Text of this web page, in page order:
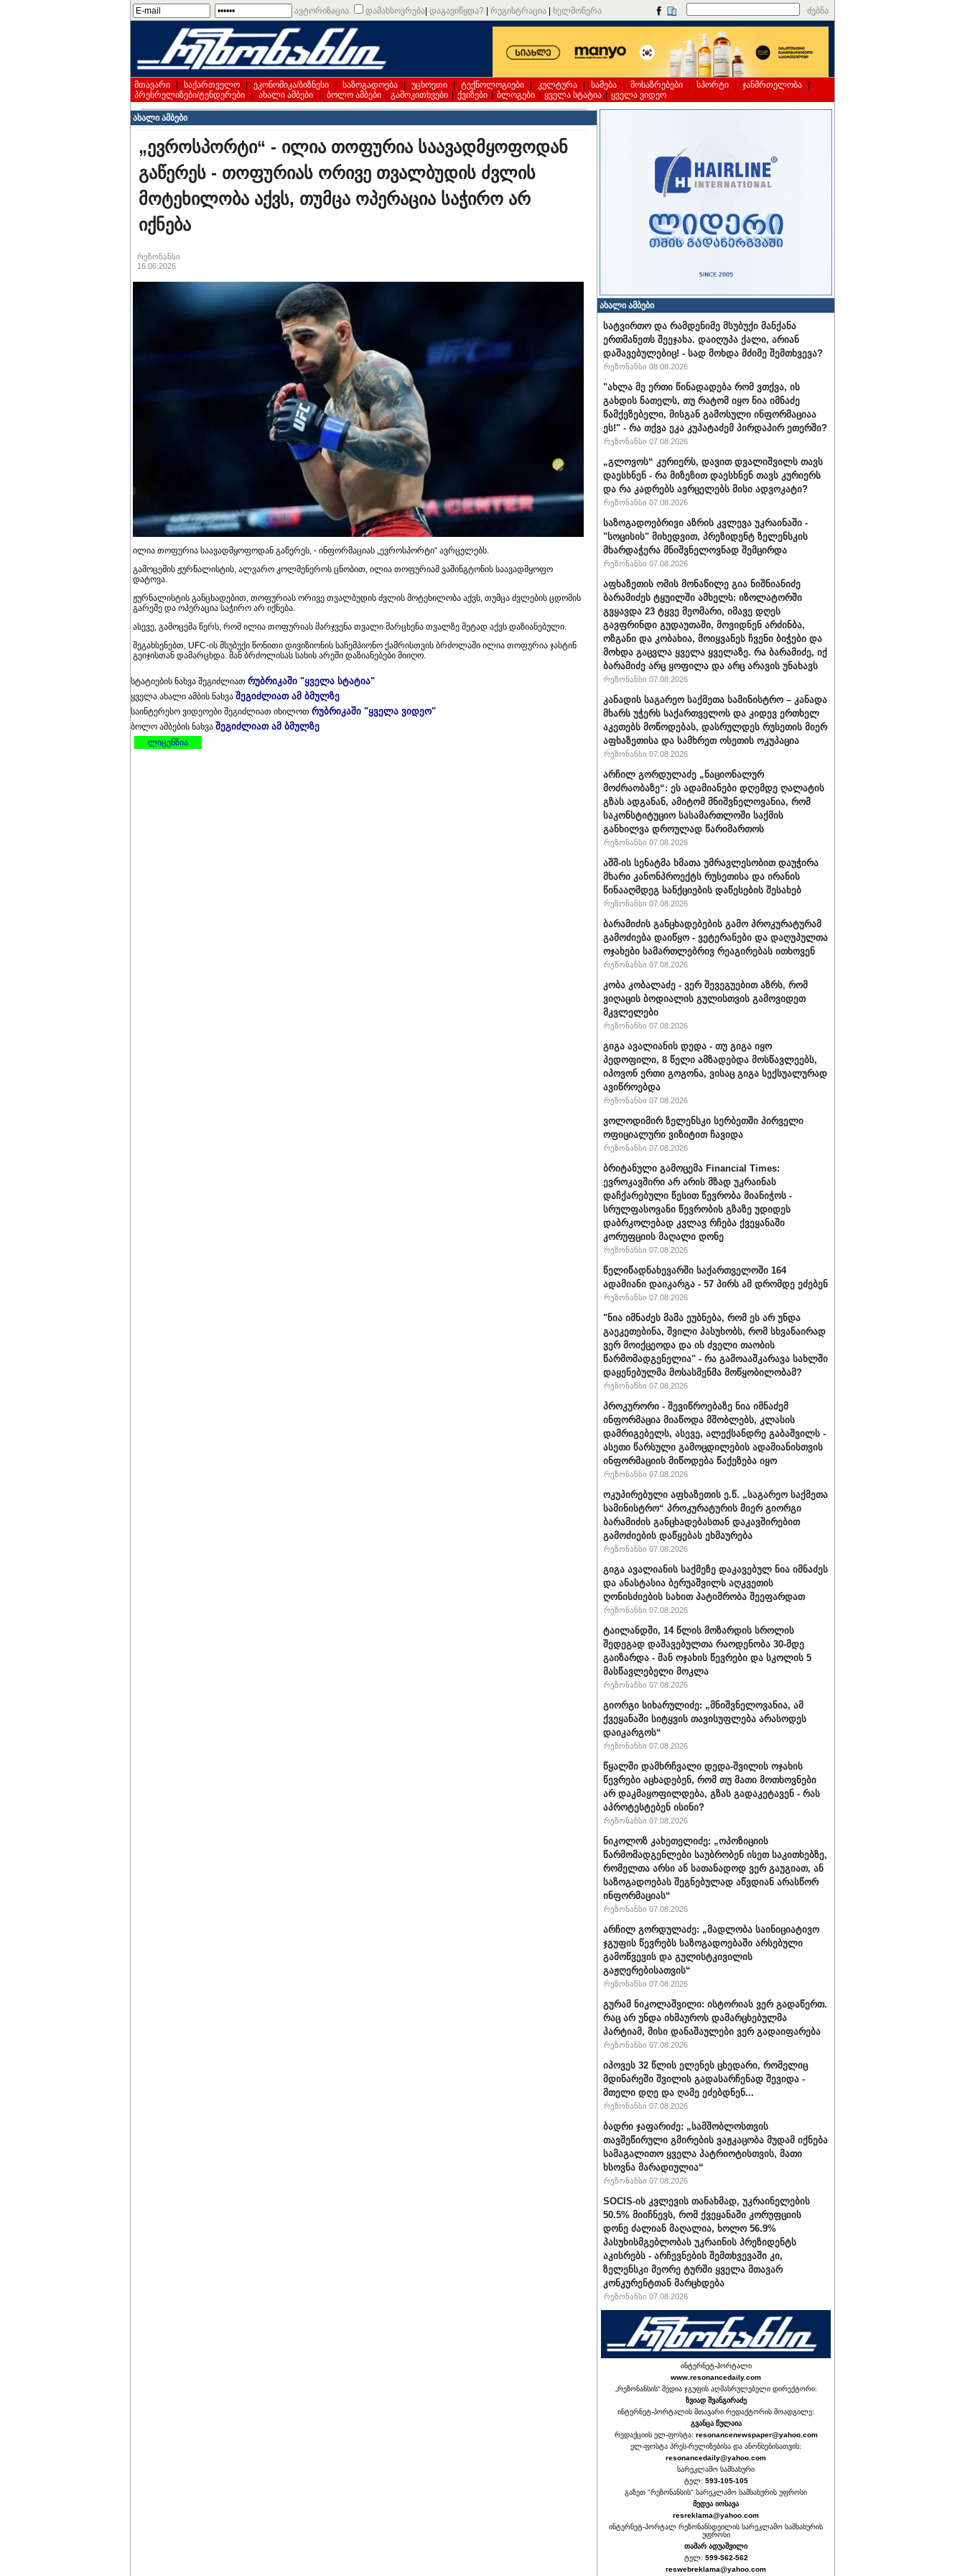
ავტორიზაცია დამახსოვრება დაგავიწყდა? რეგისტრაცია ხელმოწერა ძებნა
მთავარი საქართველო ეკონომიკა/ბიზნესი საზოგადოება უცხოეთი ტექნოლოგიები კულტურა სამება მოსაზრებები სპორტი ჯანმრთელობა
პრესრელიზები/ტენდერები
ახალი ამბები ბოლო ამბები გამოკითხვები ქვიზები ბლოგები ყველა სტატია ყველა ვიდეო
ახალი ამბები
„ევროსპორტი“ - ილია თოფურია საავადმყოფოდან
გაწერეს - თოფურიას ორივე თვალბუდის ძვლის
მოტეხილობა აქვს, თუმცა ოპერაცია საჭირო არ
იქნება
რეზონანსი
16.06.2026
ილია თოფურია საავადმყოფოდან გაწერეს, - ინფორმაციას „ევროსპორტი“ ავრცელებს.
გამოცემის ჟურნალისტის, ალვარო კოლმენეროს ცნობით, ილია თოფურიამ ვაშინგტონის საავადმყოფო
დატოვა.
ჟურნალისტის განცხადებით, თოფურიას ორივე თვალბუდის ძვლის მოტეხილობა აქვს, თუმცა ძვლების ცდომის
გარეშე და ოპერაცია საჭირო არ იქნება.
ასევე, გამოცემა წერს, რომ ილია თოფურიას მარჯვენა თვალი მარცხენა თვალზე მეტად აქვს დაზიანებული.
შეგახსენებთ, UFC-ის მსუბუქი წონითი დივიზიონის საჩემპიონო ქამრისთვის ბრძოლაში ილია თოფურია ჯასტინ
გეიჯისთან დამარცხდა. მან ბრძოლისას სახის არეში დაზიანებები მიიღო.
სტატიების ნახვა შეგიძლიათ რუბრიკაში "ყველა სტატია"
ყველა ახალი ამბის ნახვა შეგიძლიათ ამ ბმულზე
საინტერესო ვიდეოები შეგიძლიათ იხილოთ რუბრიკაში "ყველა ვიდეო"
ბოლო ამბების ნახვა შეგიძლიათ ამ ბმულზე
ლიცენზია
ახალი ამბები
სატვირთო და რამდენიმე მსუბუქი მანქანა
ერთმანეთს შეეჯახა. დაიღუპა ქალი, არიან
დაშავებულებიც! - სად მოხდა მძიმე შემთხვევა?
რეზონანსი 08.08.2026
"ახლა მე ერთი წინადადება რომ ვთქვა, ის
გახდის ნათელს, თუ რატომ იყო ნია იმნაძე
წამქეზებელი, მისგან გამოსული ინფორმაციაა
ეს!" - რა თქვა ეკა კუპატაძემ პირდაპირ ეთერში?
რეზონანსი 07.08.2026
„გლოვოს“ კურიერს, დავით დვალიშვილს თავს
დაესხნენ - რა მიზეზით დაესხნენ თავს კურიერს
და რა კადრებს ავრცელებს მისი ადვოკატი?
რეზონანსი 07.08.2026
საზოგადოებრივი აზრის კვლევა უკრაინაში -
"სოცისის" მიხედვით, პრეზიდენტ ზელენსკის
მხარდაჭერა მნიშვნელოვნად შემცირდა
რეზონანსი 07.08.2026
აფხაზეთის ომის მონაწილე გია ნიშნიანიძე
ბარამიძეს ტყუილში ამხელს: იზოლატორში
გვყავდა 23 ტყვე მეომარი, იმავე დღეს
გავფრინდი გუდაუთაში, მოვიდნენ არძინბა,
ოზგანი და კობახია, მოიყვანეს ჩვენი ბიჭები და
მოხდა გაცვლა ყველა ყველაზე. რა ბარამიძე, იქ
ბარამიძე არც ყოფილა და არც არავის უნახავს
რეზონანსი 07.08.2026
კანადის საგარეო საქმეთა სამინისტრო – კანადა
მხარს უჭერს საქართველოს და კიდევ ერთხელ
აკეთებს მოწოდებას, დასრულდეს რუსეთის მიერ
აფხაზეთისა და სამხრეთ ოსეთის ოკუპაცია
რეზონანსი 07.08.2026
არჩილ გორდულაძე „ნაციონალურ
მოძრაობაზე“: ეს ადამიანები დღემდე ღალატის
გზას ადგანან, ამიტომ მნიშვნელოვანია, რომ
საკონსტიტუციო სასამართლოში საქმის
განხილვა დროულად წარიმართოს
რეზონანსი 07.08.2026
აშშ-ის სენატმა ხმათა უმრავლესობით დაუჭირა
მხარი კანონპროექტს რუსეთისა და ირანის
წინააღმდეგ სანქციების დაწესების შესახებ
რეზონანსი 07.08.2026
ბარამიძის განცხადებების გამო პროკურატურამ
გამოძიება დაიწყო - ვეტერანები და დაღუპულთა
ოჯახები სამართლებრივ რეაგირებას ითხოვენ
რეზონანსი 07.08.2026
კობა კობალაძე - ვერ შევეგუებით აზრს, რომ
ვიღაცის ბოდიალის გულისთვის გამოვიდეთ
მკვლელები
რეზონანსი 07.08.2026
გიგა ავალიანის დედა - თუ გიგა იყო
პედოფილი, 8 წელი ამზადებდა მოსწავლეებს,
იპოვონ ერთი გოგონა, ვისაც გიგა სექსუალურად
ავიწროებდა
რეზონანსი 07.08.2026
ვოლოდიმირ ზელენსკი სერბეთში პირველი
ოფიციალური ვიზიტით ჩავიდა
რეზონანსი 07.08.2026
ბრიტანული გამოცემა Financial Times:
ევროკავშირი არ არის მზად უკრაინას
დაჩქარებული წესით წევრობა მიანიჭოს -
სრულფასოვანი წევრობის გზაზე უდიდეს
დაბრკოლებად კვლავ რჩება ქვეყანაში
კორუფციის მაღალი დონე
რეზონანსი 07.08.2026
წელიწადნახევარში საქართველოში 164
ადამიანი დაიკარგა - 57 პირს ამ დრომდე ეძებენ
რეზონანსი 07.08.2026
"ნია იმნაძეს მამა ეუბნება, რომ ეს არ უნდა
გაეკეთებინა, შვილი პასუხობს, რომ სხვანაირად
ვერ მოიქცეოდა და ის ძველი თაობის
წარმომადგენელია" - რა გამოააშკარავა სახლში
დაყენებულმა მოსასმენმა მოწყობილობამ?
რეზონანსი 07.08.2026
პროკურორი - შევიწროებაზე ნია იმნაძემ
ინფორმაცია მიაწოდა მშობლებს, კლასის
დამრიგებელს, ასევე, ალექსანდრე გაბაშვილს -
ასეთი წარსული გამოცდილების ადამიანისთვის
ინფორმაციის მიწოდება წაქეზება იყო
რეზონანსი 07.08.2026
ოკუპირებული აფხაზეთის ე.წ. „საგარეო საქმეთა
სამინისტრო“ პროკურატურის მიერ გიორგი
ბარამიძის განცხადებასთან დაკავშირებით
გამოძიების დაწყებას ეხმაურება
რეზონანსი 07.08.2026
გიგა ავალიანის საქმეზე დაკავებულ ნია იმნაძეს
და ანასტასია ბერუაშვილს აღკვეთის
ღონისძიების სახით პატიმრობა შეეფარდათ
რეზონანსი 07.08.2026
ტაილანდში, 14 წლის მოზარდის სროლის
შედეგად დაშავებულთა რაოდენობა 30-მდე
გაიზარდა - მან ოჯახის წევრები და სკოლის 5
მასწავლებელი მოკლა
რეზონანსი 07.08.2026
გიორგი სიხარულიძე: „მნიშვნელოვანია, ამ
ქვეყანაში სიტყვის თავისუფლება არასოდეს
დაიკარგოს“
რეზონანსი 07.08.2026
წყალში დამხრჩვალი დედა-შვილის ოჯახის
წევრები აცხადებენ, რომ თუ მათი მოთხოვნები
არ დაკმაყოფილდება, გზას გადაკეტავენ - რას
აპროტესტებენ ისინი?
რეზონანსი 07.08.2026
ნიკოლოზ კახეთელიძე: „ოპოზიციის
წარმომადგენლები საუბრობენ ისეთ საკითხებზე,
რომელთა არსი ან სათანადოდ ვერ გაუგიათ, ან
საზოგადოებას შეგნებულად აწვდიან არასწორ
ინფორმაციას“
რეზონანსი 07.08.2026
არჩილ გორდულაძე: „მადლობა საინიციატივო
ჯგუფის წევრებს საზოგადოებაში არსებული
გამოწვევის და გულისტკივილის
გაჟღერებისათვის“
რეზონანსი 07.08.2026
გურამ ნიკოლაშვილი: ისტორიას ვერ გადაწერთ.
რაც არ უნდა იხმაუროს დამარცხებულმა
პარტიამ, მისი დანაშაულები ვერ გადაიფარება
რეზონანსი 07.08.2026
იპოვეს 32 წლის ელენეს ცხედარი, რომელიც
მდინარეში შვილის გადასარჩენად შევიდა -
მთელი დღე და ღამე ეძებდნენ...
რეზონანსი 07.08.2026
ბადრი ჯაფარიძე: „სამშობლოსთვის
თავშეწირული გმირების ვაჟკაცობა მუდამ იქნება
სამაგალითო ყველა პატრიოტისთვის, მათი
ხსოვნა მარადიულია“
რეზონანსი 07.08.2026
SOCIS-ის კვლევის თანახმად, უკრაინელების
50.5% მიიჩნევს, რომ ქვეყანაში კორუფციის
დონე ძალიან მაღალია, ხოლო 56.9%
პასუხისმგებლობას უკრაინის პრეზიდენტს
აკისრებს - არჩევნების შემთხვევაში კი,
ზელენსკი მეორე ტურში ყველა მთავარ
კონკურენტთან მარცხდება
რეზონანსი 07.08.2026
ინტერნეტ-პორტალი
www.resonancedaily.com
„რეზონანსის“ მედია ჯგუფის აღმასრულებელი დირექტორი:
ზვიად შვანგირაძე
ინტერნეტ-პორტალის მთავარი რედაქტორის მოადგილე:
გვანცა წულაია
რედაქციის ელ-ფოსტა: resonancenewspaper@yahoo.com
ელ-ფოსტა პრეს-რელიზებისა და ანონსებისათვის:
resonancedaily@yahoo.com
სარეკლამო სამსახური
ტელ: 593-105-105
გაზეთ "რეზონანსის" სარეკლამო სამსახურის უფროსი
მედეა იოსავა
resreklama@yahoo.com
ინტერნეტ-პორტალ რეზონანსდეილის სარეკლამო სამსახურის
უფროსი
თამარ ადუაშვილი
ტელ: 599-562-562
reswebreklama@yahoo.com